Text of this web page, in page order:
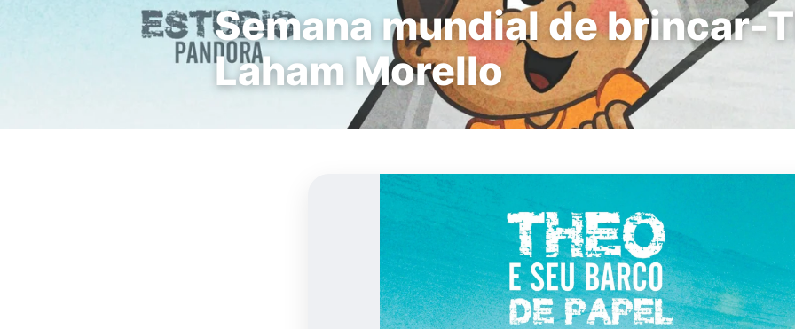
Semana mundial de brincar-
Laham Morello